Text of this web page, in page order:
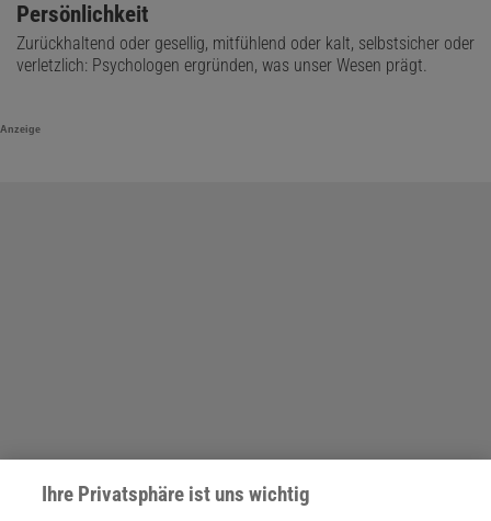
Persönlichkeit
Zurückhaltend oder gesellig, mitfühlend oder kalt, selbstsicher oder
verletzlich: Psychologen ergründen, was unser Wesen prägt.
Anzeige
Ihre Privatsphäre ist uns wichtig